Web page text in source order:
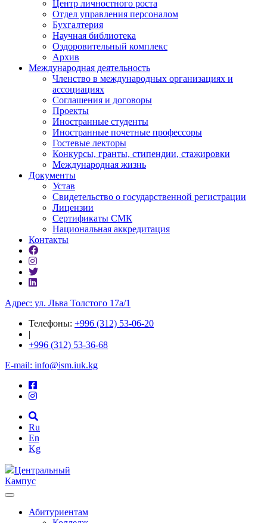
Центр личностного роста
Отдел управления персоналом
Бухгалтерия
Научная библиотека
Оздоровительный комплекс
Архив
Международная деятельность
Членство в международных организациях и
ассоциациях
Соглашения и договоры
Проекты
Иностранные студенты
Иностранные почетные профессоры
Гостевые лекторы
Конкурсы, гранты, стипендии, стажировки
Международная жизнь
Документы
Устав
Свидетельство о государственной регистрации
Лицензии
Сертификаты СМК
Национальная аккредитация
Контакты
Адрес: ул. ​Льва Толстого 17а/1
Телефоны: +996 (312) 53-06-20
|
+996 (312) 53-36-68
E-mail: info@ism.iuk.kg
Ru
En
Kg
Центральный
Кампус
Абитуриентам